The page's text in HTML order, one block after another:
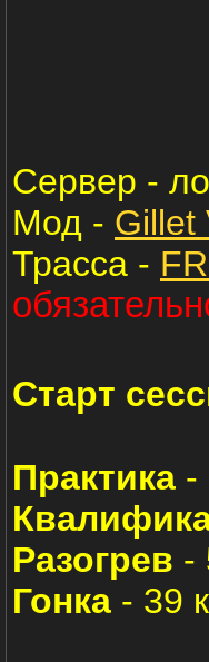
Cервер -
Мод - Gillet
Трасса -
Старт
Практика -
Разогрев -
Гонка - 39